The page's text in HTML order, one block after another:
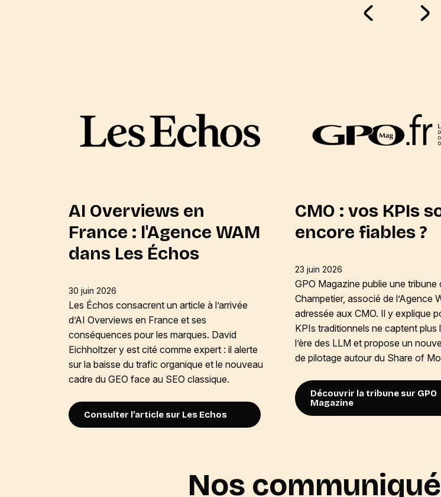
AI Overviews en
France : l'Agence WAM
dans Les Échos
30 juin 2026
Les Échos consacrent un article à l’arrivée
d’AI Overviews en France et ses
conséquences pour les marques. David
Eichholtzer y est cité comme expert : il alerte
sur la baisse du trafic organique et le nouveau
cadre du GEO face au SEO classique.
Consulter l’article sur Les Echos
CMO : vos KPIs
encore fiables ?
23 juin 2026
GPO Magazine publie une tribune
Champetier, associé de l’Agence
adressée aux CMO. Il y explique
KPIs traditionnels ne captent plus
l’ère des LLM et propose un
de pilotage autour du Share of
Découvrir la tribune sur GPO
Magazine
Nos